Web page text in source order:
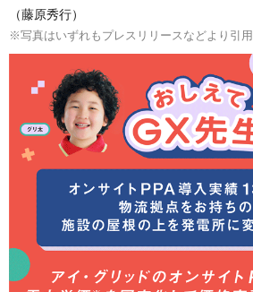
（藤原秀行）
※写真はいずれもプレスリリースなどより引用